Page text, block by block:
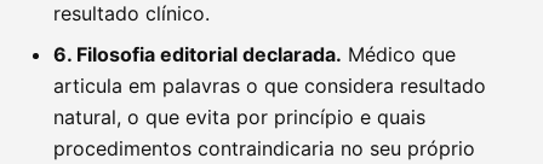
resultado clínico.
6. Filosofia editorial declarada. Médico que
articula em palavras o que considera resultado
natural, o que evita por princípio e quais
procedimentos contraindicaria no seu próprio